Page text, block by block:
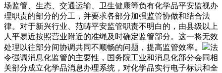
场监管、生态、交通运输、卫生健康等负有化学品平安监视办
理职责的部分的分工，并要求各部分加强监管协做和结合法
律。对于新兴行业、范畴平安监管职责不明白的，由县级以上
人平易近按照营业附近的准绳及时确定监管部分。这一将无效
处理以往部分间协调共同不顺畅的问题，提高监管效率。
法
令强调消息化监管的主要性，国务院工业和消息化部分会同相
关部分成立化学品消息办理系统，对化学品实行电子标识和全